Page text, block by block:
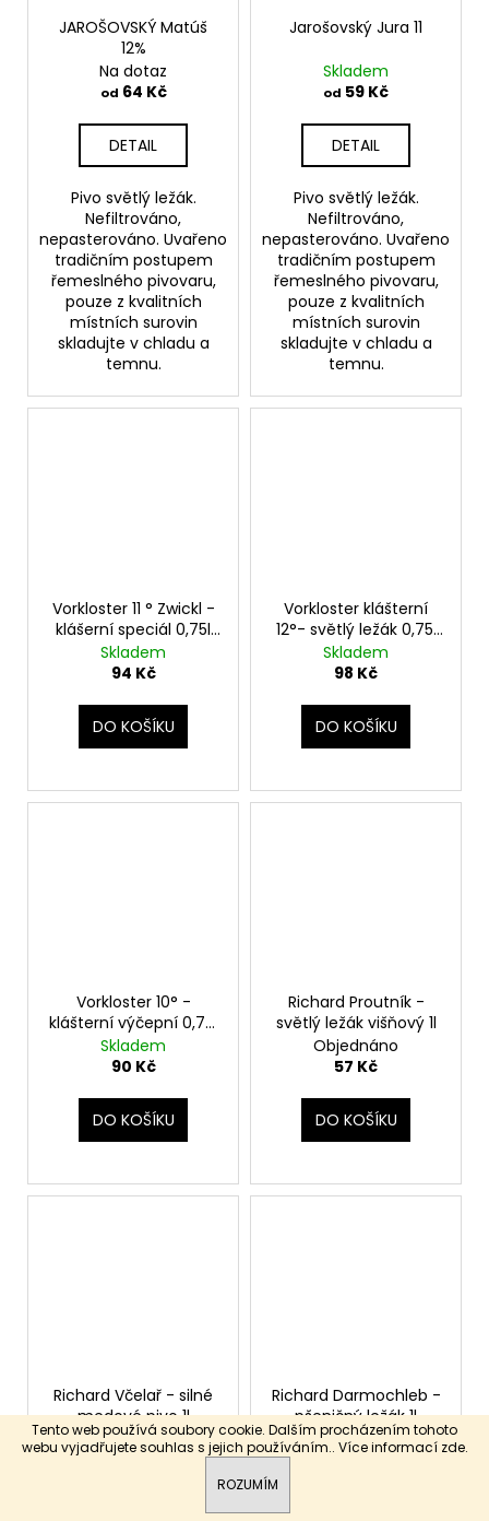
Tento web používá soubory cookie. Dalším procházením tohoto
webu vyjadřujete souhlas s jejich používáním.. Více informací zde.
ROZUMÍM
JAROŠOVSKÝ Matúš
12%
Na dotaz
od 64 Kč
DETAIL
Pivo světlý ležák.
Nefiltrováno,
nepasterováno. Uvařeno
tradičním postupem
řemeslného pivovaru,
pouze z kvalitních
místních surovin
skladujte v chladu a
temnu.
Jarošovský Jura 11
Skladem
od 59 Kč
DETAIL
Pivo světlý ležák.
Nefiltrováno,
nepasterováno. Uvařeno
tradičním postupem
řemeslného pivovaru,
pouze z kvalitních
místních surovin
skladujte v chladu a
temnu.
Vorkloster 11 ° Zwickl -
klášerní speciál 0,75l
sklo
Skladem
94 Kč
DO KOŠÍKU
Vorkloster klášterní
12°- světlý ležák 0,75l
sklo
Skladem
98 Kč
DO KOŠÍKU
Vorkloster 10° -
klášterní výčepní 0,75l
sklo
Skladem
90 Kč
DO KOŠÍKU
Richard Proutník -
světlý ležák višňový 1l
Objednáno
57 Kč
DO KOŠÍKU
Richard Včelař - silné
medové pivo 1l
Objednáno
69 Kč
Richard Darmochleb -
pšeničný ležák 1l
Objednáno